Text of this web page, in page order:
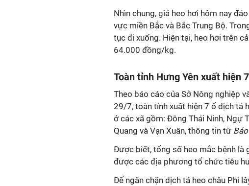
Nhìn chung, giá heo hơi hôm nay
vực miền Bắc và Bắc Trung Bộ.
tục đi xuống. Hiện tại, heo hơi trên
64.000 đồng/kg.
Toàn tỉnh Hưng Yên xuất hiện
Theo báo cáo của Sở Nông nghiệp
29/7, toàn tỉnh xuất hiện 7 ổ dịch tả
ở các xã gồm: Đông Thái Ninh, Ngự
Quang và Vạn Xuân, thông tin từ
Được biết, tổng số heo mắc bệnh là
được các địa phương tổ chức tiêu
Để ngăn chặn dịch tả heo châu Phi